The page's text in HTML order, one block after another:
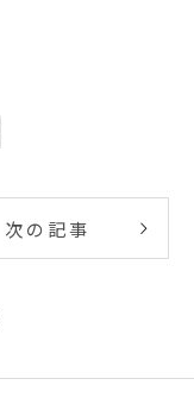
次の記事